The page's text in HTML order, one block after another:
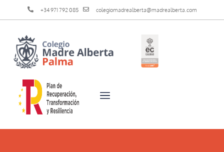
+34 971 792 085 colegiomadrealberta@madrealberta.com